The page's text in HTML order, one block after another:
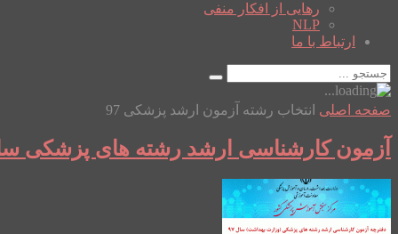
رهایی از افکار منفی
NLP
ارتباط با ما
صفحه اصلی انتخاب رشته آزمون ارشد پزشکی 97
آزمون کارشناسی ارشد رشته های پزشکی